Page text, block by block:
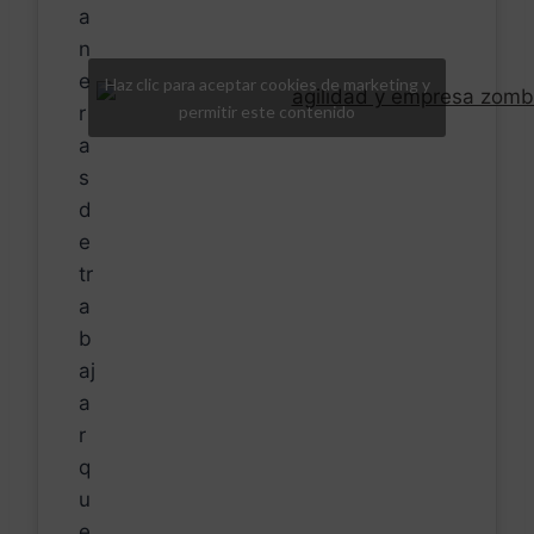
a
n
e
r
a
s
d
e
tr
a
b
aj
a
r
q
u
Haz clic para aceptar cookies de marketing y
permitir este contenido